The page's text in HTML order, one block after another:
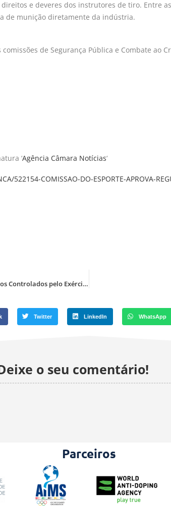
e deveres dos instrutores de tiro. Entre
de munição diretamente da indústria.
de Segurança Pública e Combate ao
‘Agência Câmara Notícias‘
COMISSAO-DO-ESPORTE-APROVA-
Código de conduta é implantado pelo Sistema de Fiscalização de Produtos Controlados pelo Exército.
Twitter LinkedIn WhatsApp
o seu comentário!
Parceiros